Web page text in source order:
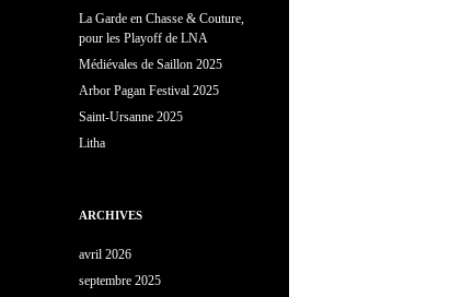
La Garde en Chasse & Couture,
pour les Playoff de LNA
Médiévales de Saillon 2025
Arbor Pagan Festival 2025
Saint-Ursanne 2025
Litha
ARCHIVES
avril 2026
septembre 2025